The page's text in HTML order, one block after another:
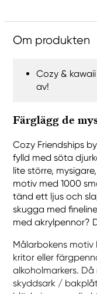
Om produkten
Cozy &
av!
Färglägg de
Cozy Friendships
fylld med söta
lite större,
motiv med 1000
tänd ett ljus och
skugga med
med akrylpennor?
Målarbokens
kritor eller
alkoholmarkers.
skyddsark /